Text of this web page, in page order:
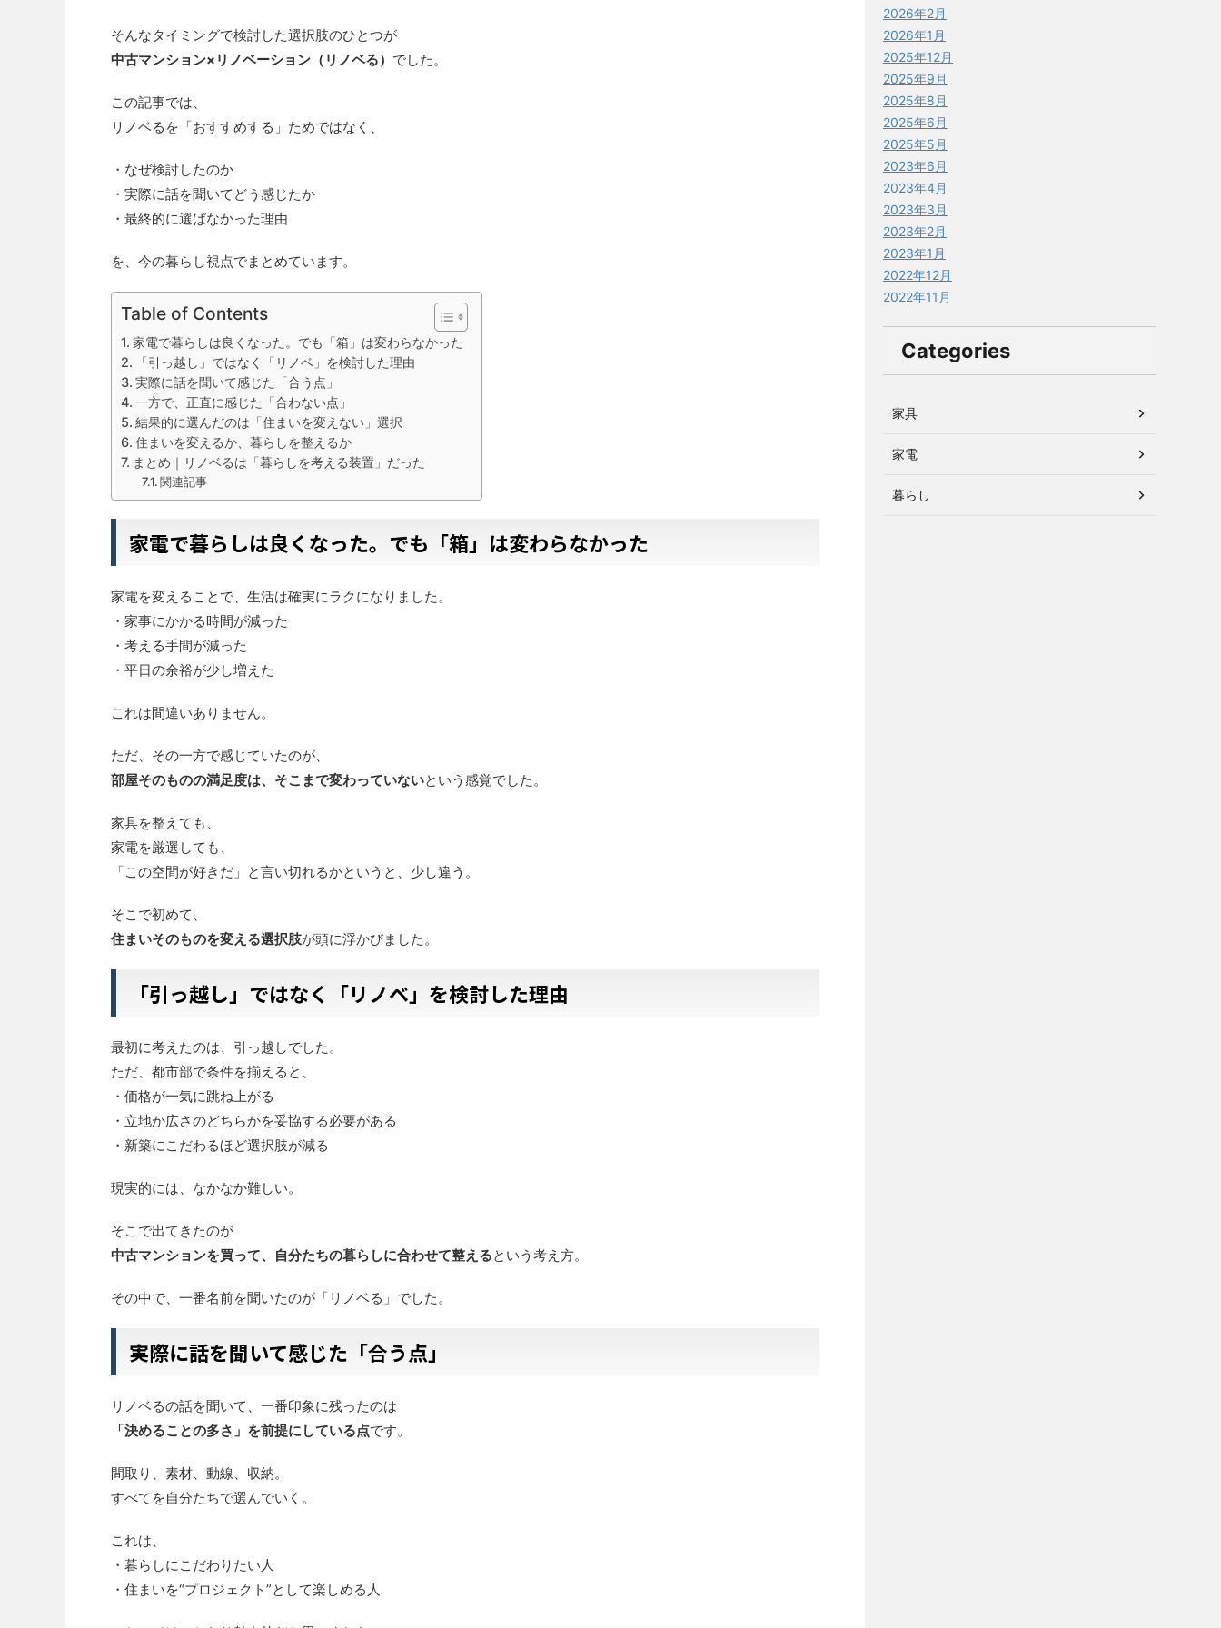
そんなタイミングで検討した選択肢のひとつが
中古マンション×リノベーション（リノベる） でした。
この記事では、
リノベるを「おすすめする」ためではなく、
・なぜ検討したのか
・実際に話を聞いてどう感じたか
・最終的に選ばなかった理由
を、今の暮らし視点でまとめています。
Table of Contents
家電で暮らしは良くなった。でも「箱」は変わらなかった
「引っ越し」ではなく「リノベ」を検討した理由
実際に話を聞いて感じた「合う点」
一方で、正直に感じた「合わない点」
結果的に選んだのは「住まいを変えない」選択
住まいを変えるか、暮らしを整えるか
まとめ｜リノベるは「暮らしを考える装置」だった
関連記事
家電で暮らしは良くなった。でも「箱」は変わらなかった
家電を変えることで、生活は確実にラクになりました。
・家事にかかる時間が減った
・考える手間が減った
・平日の余裕が少し増えた
これは間違いありません。
ただ、その一方で感じていたのが、
部屋そのものの満足度は、そこまで変わっていないという感覚でした。
家具を整えても、
家電を厳選しても、
「この空間が好きだ」と言い切れるかというと、少し違う。
そこで初めて、
住まいそのものを変える選択肢が頭に浮かびました。
「引っ越し」ではなく「リノベ」を検討した理由
最初に考えたのは、引っ越しでした。
ただ、都市部で条件を揃えると、
・価格が一気に跳ね上がる
・立地か広さのどちらかを妥協する必要がある
・新築にこだわるほど選択肢が減る
現実的には、なかなか難しい。
そこで出てきたのが
中古マンションを買って、自分たちの暮らしに合わせて整えるという考え方。
その中で、一番名前を聞いたのが「リノベる」でした。
実際に話を聞いて感じた「合う点」
リノベるの話を聞いて、一番印象に残ったのは
「決めることの多さ」を前提にしている点です。
間取り、素材、動線、収納。
すべてを自分たちで選んでいく。
これは、
・暮らしにこだわりたい人
・住まいを“プロジェクト”として楽しめる人
2026年2月
2026年1月
2025年12月
2025年9月
2025年8月
2025年6月
2025年5月
2023年6月
2023年4月
2023年3月
2023年2月
2023年1月
2022年12月
2022年11月
Categories
家具
家電
暮らし